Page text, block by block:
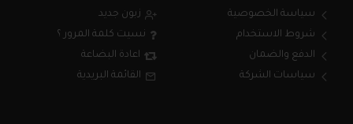
سياسة الخصوصية
شروط الاستخدام
الدفع والضمان
سياسات الشركة
زبون جديد
نسيت كلمة المرور ؟
اعادة البضاعة
القائمة البريدية